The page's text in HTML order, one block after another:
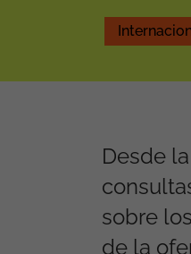
Desde
sobre
de la